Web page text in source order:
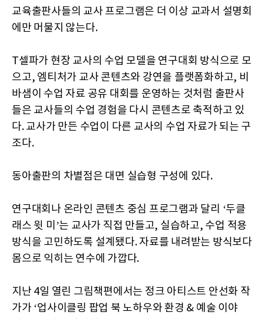
교육출판사들의 교사 프로그램은 더 이상 교과서 설명회
에만 머물지 않는다.
T셀파가 현장 교사의 수업 모델을 연구대회 방식으로 모
으고, 엠티처가 교사 콘텐츠와 강연을 플랫폼화하고, 비
바샘이 수업 자료 공유 대회를 운영하는 것처럼 출판사
들은 교사들의 수업 경험을 다시 콘텐츠로 축적하고 있
다. 교사가 만든 수업이 다른 교사의 수업 자료가 되는 구
조다.
동아출판의 차별점은 대면 실습형 구성에 있다.
연구대회나 온라인 콘텐츠 중심 프로그램과 달리 ‘두클
래스 윗 미’는 교사가 직접 만들고, 실습하고, 수업 적용
방식을 고민하도록 설계됐다. 자료를 내려받는 방식보다
몸으로 익히는 연수에 가깝다.
지난 4일 열린 그림책편에서는 정크 아티스트 안선화 작
가가 ‘업사이클링 팝업 북 노하우와 환경 & 예술 이야